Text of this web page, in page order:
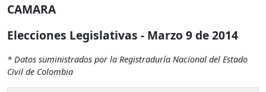
CAMARA
Elecciones Legislativas - Marzo 9 de 2014
* Datos suministrados por la Registraduría Nacional del Estado
Civil de Colombia